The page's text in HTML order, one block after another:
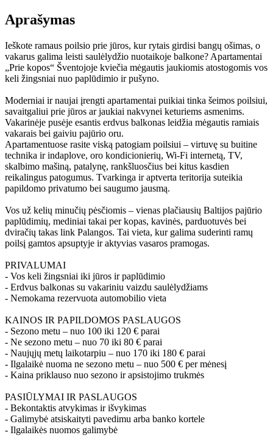
Aprašymas
Ieškote ramaus poilsio prie jūros, kur rytais girdisi bangų ošimas, o
vakarus galima leisti saulėlydžio nuotaikoje balkone? Apartamentai
„Prie kopos“ Šventojoje kviečia mėgautis jaukiomis atostogomis vos
keli žingsniai nuo paplūdimio ir pušyno.
Moderniai ir naujai įrengti apartamentai puikiai tinka šeimos poilsiui,
savaitgaliui prie jūros ar jaukiai nakvynei keturiems asmenims.
Vakarinėje pusėje esantis erdvus balkonas leidžia mėgautis ramiais
vakarais bei gaiviu pajūrio oru.
Apartamentuose rasite viską patogiam poilsiui – virtuvę su buitine
technika ir indaplove, oro kondicionierių, Wi-Fi internetą, TV,
skalbimo mašiną, patalynę, rankšluosčius bei kitus kasdien
reikalingus patogumus. Tvarkinga ir aptverta teritorija suteikia
papildomo privatumo bei saugumo jausmą.
Vos už kelių minučių pėsčiomis – vienas plačiausių Baltijos pajūrio
paplūdimių, mediniai takai per kopas, kavinės, parduotuvės bei
dviračių takas link Palangos. Tai vieta, kur galima suderinti ramų
poilsį gamtos apsuptyje ir aktyvias vasaros pramogas.
PRIVALUMAI
- Vos keli žingsniai iki jūros ir paplūdimio
- Erdvus balkonas su vakariniu vaizdu saulėlydžiams
- Nemokama rezervuota automobilio vieta
KAINOS IR PAPILDOMOS PASLAUGOS
- Sezono metu – nuo 100 iki 120 € parai
- Ne sezono metu – nuo 70 iki 80 € parai
- Naujųjų metų laikotarpiu – nuo 170 iki 180 € parai
- Ilgalaikė nuoma ne sezono metu – nuo 500 € per mėnesį
- Kaina priklauso nuo sezono ir apsistojimo trukmės
PASIŪLYMAI IR PASLAUGOS
- Bekontaktis atvykimas ir išvykimas
- Galimybė atsiskaityti pavedimu arba banko kortele
- Ilgalaikės nuomos galimybė